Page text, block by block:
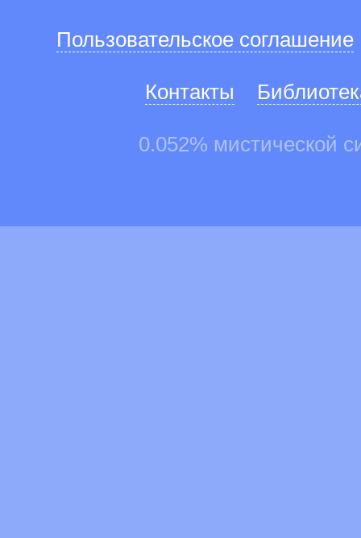
Пользовательское соглашение
Контакты
0.052% мистической